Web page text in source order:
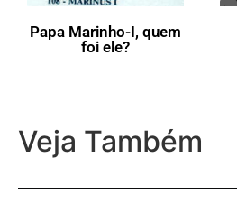
Papa Marinho-I, quem
foi ele?
Veja Também